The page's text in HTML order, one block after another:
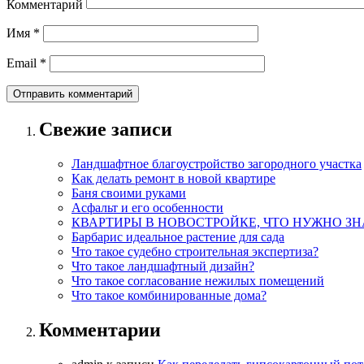
Комментарий
Имя *
Email *
Свежие записи
Ландшафтное благоустройство загородного участка
Как делать ремонт в новой квартире
Баня своими руками
Асфальт и его особенности
КВАРТИРЫ В НОВОСТРОЙКЕ, ЧТО НУЖНО
Барбарис идеальное растение для сада
Что такое судебно строительная экспертиза?
Что такое ландшафтный дизайн?
Что такое согласование нежилых помещений
Что такое комбинированные дома?
Комментарии